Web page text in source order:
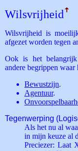
Wils­vrijheid ꜛ
Wilsvrijheid is
afgezet worden tegen
Ook is het
andere begrippen
Bewustzijn.
Agentuur.
Tegenwerping
Als het nu al
in mijn keuze al
Preciezer: Laat